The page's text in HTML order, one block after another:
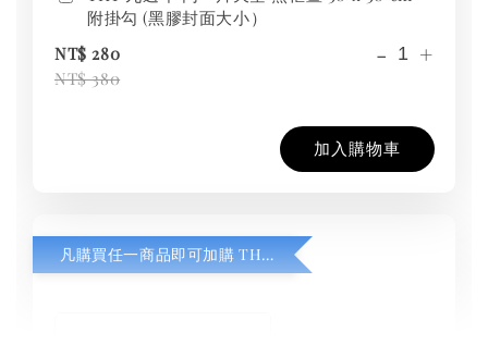
附掛勾 (黑膠封面大小）
NT$ 280
NT$ 380
- +
加入購物車
凡購買任一商品即可加購 THT 九週年紀念 T-shirt